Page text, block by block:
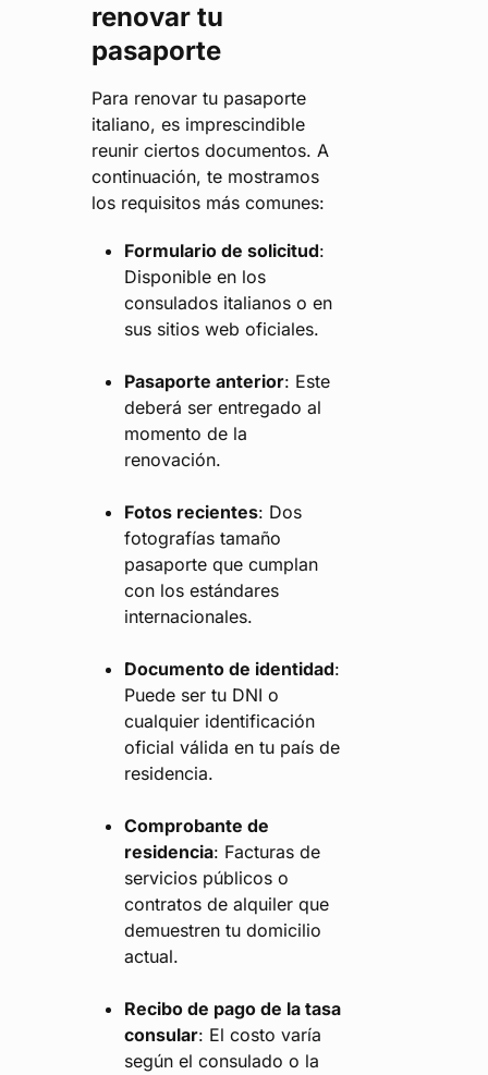
renovar tu
pasaporte
Para renovar tu pasaporte
italiano, es imprescindible
reunir ciertos documentos. A
continuación, te mostramos
los requisitos más comunes:
Formulario de solicitud:
Disponible en los
consulados italianos o en
sus sitios web oficiales.
Pasaporte anterior: Este
deberá ser entregado al
momento de la
renovación.
Fotos recientes: Dos
fotografías tamaño
pasaporte que cumplan
con los estándares
internacionales.
Documento de identidad:
Puede ser tu DNI o
cualquier identificación
oficial válida en tu país de
residencia.
Comprobante de
residencia: Facturas de
servicios públicos o
contratos de alquiler que
demuestren tu domicilio
actual.
Recibo de pago de la tasa
consular: El costo varía
según el consulado o la